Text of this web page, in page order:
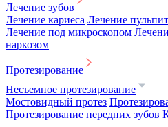
Лечение зубов
Лечение кариеса Лечение
Лечение под микроскопом
наркозом
Протезирование
Несъемное протезирование
Мостовидный протез
Протезирование передних зубов